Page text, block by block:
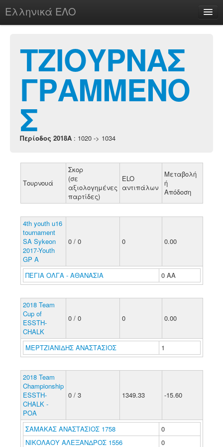
Ελληνικά ΕΛΟ
chesstu.be @ discord
Login
ΤΖΙΟΥΡΝΑΣ
ΓΡΑΜΜΕΝΟ
Σ
Περίοδος 2018A : 1020 -> 1034
Τουρνουά
Σκορ
(σε
αξιολογημένες
παρτίδες)
ELO
αντιπάλων
Μεταβολή
ή
Απόδοση
4th youth u16
tournament
SA Sykeon
2017-Youth
GP A
0 / 0 0 0.00
ΠΕΓΙΑ ΟΛΓΑ - ΑΘΑΝΑΣΙΑ 0 ΑΑ
2018 Team
Cup of
ESSTH-
CHALK
0 / 0 0 0.00
ΜΕΡΤΖΙΑΝΙΔΗΣ ΑΝΑΣΤΑΣΙΟΣ 1
2018 Team
Championship
ESSTH-
CHALK -
POA
0 / 3 1349.33 -15.60
ΣΑΜΑΚΑΣ ΑΝΑΣΤΑΣΙΟΣ 1758
0
ΝΙΚΟΛΑΟΥ ΑΛΕΞΑΝΔΡΟΣ 1556
0